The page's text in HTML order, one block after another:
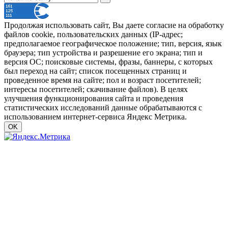
Продолжая использовать сайт, Вы даете согласие на обработку
файлов cookie, пользовательских данных (IP-адрес;
предполагаемое географическое положение; тип, версия, язык
браузера; тип устройства и разрешение его экрана; тип и
версия ОС; поисковые системы, фразы, баннеры, с которых
был переход на сайт; список посещенных страниц и
проведенное время на сайте; пол и возраст посетителей;
интересы посетителей; скачивание файлов). В целях
улучшения функционирования сайта и проведения
статистических исследований данные обрабатываются с
использованием интернет-сервиса Яндекс Метрика.
OK